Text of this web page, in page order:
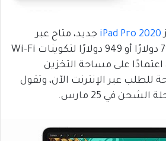
iPad Pro 2020 جديد، متاح عبر
الإنترنت إما مقابل 799 دولارًا أو 949 دولارًا لتكوينات Wi-Fi
اعتمادًا على مساحة التخزين
للطلب عبر الإنترنت الآن، وتقول